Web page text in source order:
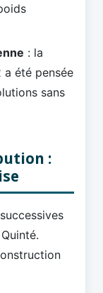
: la
été pensée
sans
: